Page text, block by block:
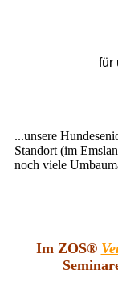
für
...unsere
Standort (im
noch viele
Im ZOS®